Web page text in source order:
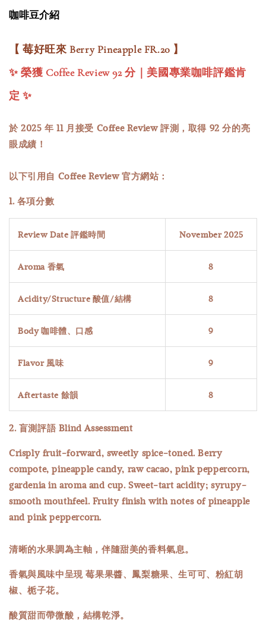
咖啡豆介紹
【 莓好旺來 Berry Pineapple FR.20 】
✨ 榮獲 Coffee Review 92 分｜ 美國專業咖啡評鑑肯
定 ✨
於 2025 年 11 月接受 Coffee Review 評測，取得 92 分的亮
眼成績！
以下引用自 Coffee Review 官方網站：
1. 各項分數
Review Date 評鑑時間 November 2025
Aroma 香氣 8
Acidity/Structure 酸值/結構 8
Body 咖啡體、口感 9
Flavor 風味 9
Aftertaste 餘韻 8
2. 盲測評語 Blind Assessment
Crisply fruit-forward, sweetly spice-toned. Berry
compote, pineapple candy, raw cacao, pink peppercorn,
gardenia in aroma and cup. Sweet-tart acidity; syrupy-
smooth mouthfeel. Fruity finish with notes of pineapple
and pink peppercorn.
清晰的水果調為主軸，伴隨甜美的香料氣息。
香氣與風味中呈現 莓果果醬、鳳梨糖果、生可可、粉紅胡
椒、栀子花。
酸質甜而帶微酸，結構乾淨。